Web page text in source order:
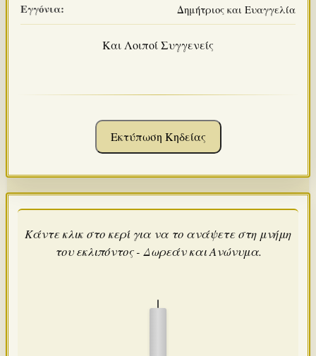
Εγγόνια: Δημήτριος και Ευαγγελία
Και Λοιποί Συγγενείς
Εκτύπωση Κηδείας
Κάντε κλικ στο κερί για να το ανάψετε στη μνήμη
του εκλιπόντος - Δωρεάν και Ανώνυμα.